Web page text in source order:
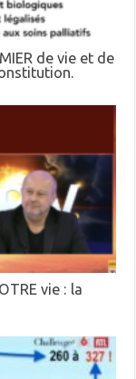
de vie et de
vie : la